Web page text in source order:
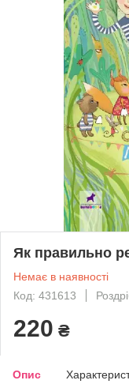
Як правильно
Немає в наявності
Код: 431613
220 ₴
Опис